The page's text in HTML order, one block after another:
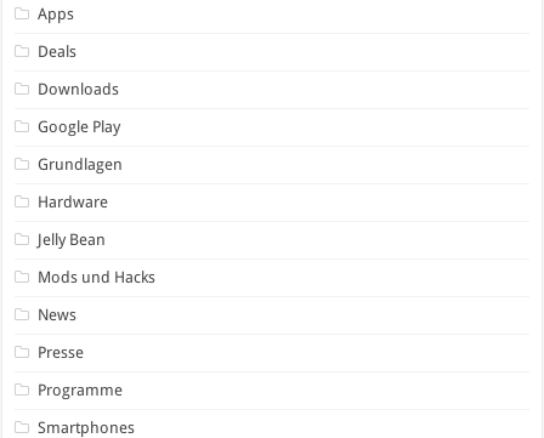
Apps
Deals
Downloads
Google Play
Grundlagen
Hardware
Jelly Bean
Mods und Hacks
News
Presse
Programme
Smartphones